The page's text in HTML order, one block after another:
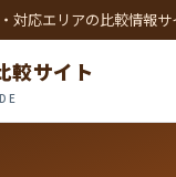
対応エリアの比較情報サ
較サイト